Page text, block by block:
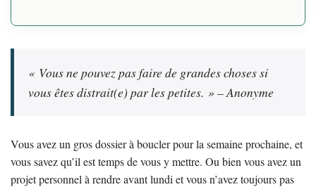
« Vous ne pouvez pas faire de grandes choses si
vous êtes distrait(e) par les petites. » – Anonyme
Vous avez un gros dossier à boucler pour la semaine prochaine, et
vous savez qu’il est temps de vous y mettre. Ou bien vous avez un
projet personnel à rendre avant lundi et vous n’avez toujours pas